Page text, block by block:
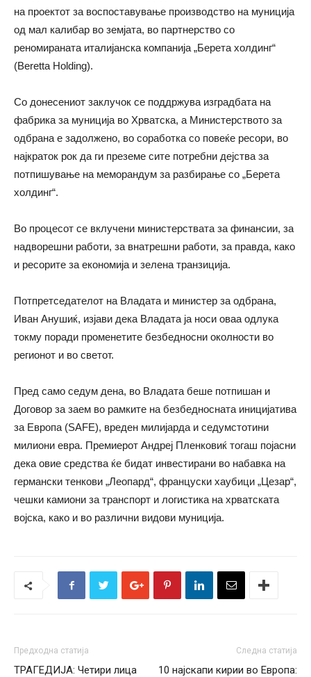
на проектот за воспоставување производство на муниција
од мал калибар во земјата, во партнерство со
реномираната италијанска компанија „Берета холдинг“
(Beretta Holding).
Со донесениот заклучок се поддржува изградбата на
фабрика за муниција во Хрватска, а Министерството за
одбрана е задолжено, во соработка со повеќе ресори, во
најкраток рок да ги преземе сите потребни дејства за
потпишување на меморандум за разбирање со „Берета
холдинг“.
Во процесот се вклучени министерствата за финансии, за
надворешни работи, за внатрешни работи, за правда, како
и ресорите за економија и зелена транзиција.
Потпретседателот на Владата и министер за одбрана,
Иван Анушиќ, изјави дека Владата ја носи оваа одлука
токму поради променетите безбедносни околности во
регионот и во светот.
Пред само седум дена, во Владата беше потпишан и
Договор за заем во рамките на безбедносната иницијатива
за Европа (SAFE), вреден милијарда и седумстотини
милиони евра. Премиерот Андреј Пленковиќ тогаш појасни
дека овие средства ќе бидат инвестирани во набавка на
германски тенкови „Леопард“, француски хаубици „Цезар“,
чешки камиони за транспорт и логистика на хрватската
војска, како и во различни видови муниција.
Предходна статија
ТРАГЕДИЈА: Четири лица
Следна статија
10 најскапи кирии во Европа: